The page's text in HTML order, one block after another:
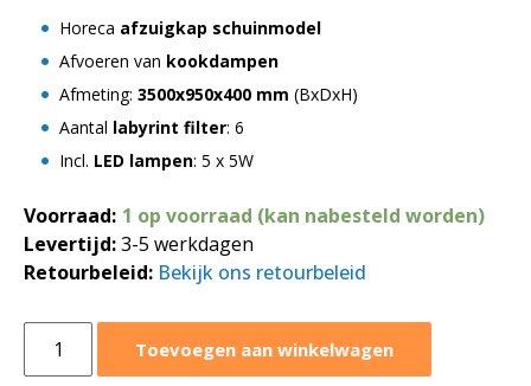
Horeca afzuigkap schuinmodel
Afvoeren van kookdampen
Afmeting: 3500x950x400 mm (BxDxH)
Aantal labyrint filter: 6
Incl. LED lampen: 5 x 5W
Voorraad: 1 op voorraad (kan nabesteld worden)
Levertijd:3-5 werkdagen
Retourbeleid: Bekijk ons retourbeleid
schuinmodel
Toevoegen aan winkelwagen